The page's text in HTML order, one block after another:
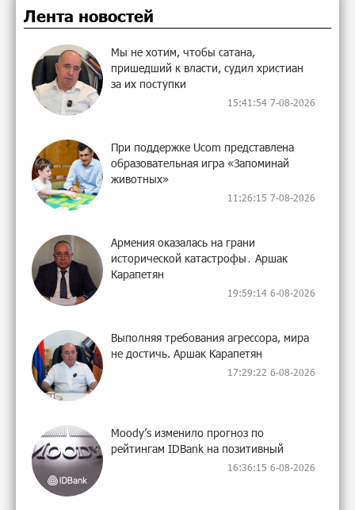
Лента новостей
Мы не хотим, чтобы сатана,
пришедший к власти, судил христиан
за их поступки
15:41:54 7-08-2026
При поддержке Ucom представлена
образовательная игра «Запоминай
животных»
11:26:15 7-08-2026
Армения оказалась на грани
исторической катастрофы․ Аршак
Карапетян
19:59:14 6-08-2026
Выполняя требования агрессора, мира
не достичь. Аршак Карапетян
17:29:22 6-08-2026
Moody’s изменило прогноз по
рейтингам IDBank на позитивный
16:36:15 6-08-2026